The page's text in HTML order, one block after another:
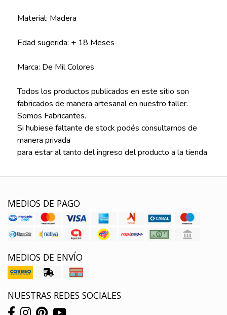
Material: Madera
Edad sugerida: + 18 Meses
Marca: De Mil Colores
Todos los productos publicados en este sitio son
fabricados de manera artesanal en nuestro taller.
Somos Fabricantes.
Si hubiese faltante de stock podés consultarnos de
manera privada
para estar al tanto del ingreso del producto a la tienda.
MEDIOS DE PAGO
MEDIOS DE ENVÍO
NUESTRAS REDES SOCIALES